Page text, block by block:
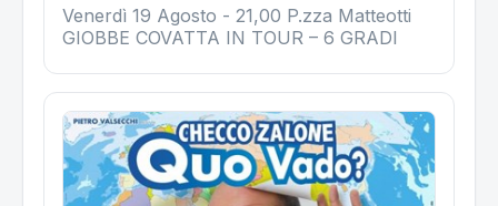
Venerdì 19 Agosto - 21,00 P.zza Matteotti
GIOBBE COVATTA IN TOUR – 6 GRADI